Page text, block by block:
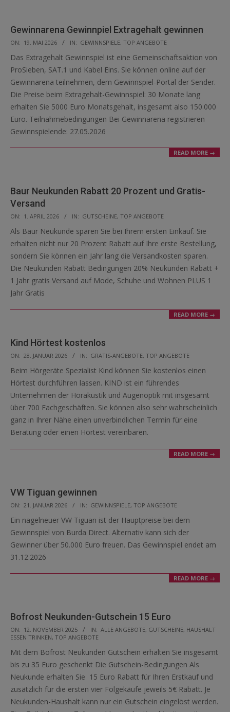
Gewinnarena Gewinnpiel Extragehalt gewinnen
2026-
05-
19
ON: 19. MAI 2026 IN: GEWINNSPIELE, TOP ANGEBOTE
Das Extragehalt Gewinnspiel ist eine Gemeinschaftsaktion von
ProSieben, SAT.1 und Kabel Eins. Sie können online auf der
Gewinnarena teilnehmen, dem Gewinnspiel-Portal der Sender.
Die Preise beim Extragehalt-Gewinnspiel: 30 Monate lang
erhalten Sie 5000 Euro Monatsgehalt, insgesamt also 150.000
Euro. Teilnahmebedingungen Bei Gewinnarena registrieren
Gewinnspielende: 27.05.2026
READ MORE →
Baur Neukunden Rabatt 20 Prozent und Gratis-
Versand
2026-
04-
01
ON: 1. APRIL 2026 IN: GUTSCHEINE, TOP ANGEBOTE
Als Baur Neukunde sparen Sie bei Ihrem ersten Einkauf. Sie
erhalten nicht nur 20 Prozent Rabatt auf Ihre erste Bestellung,
sondern Sie können ein Jahr lang die Versandkosten sparen.
Die Neukunden Rabatt Bedingungen 20% Neukunden Rabatt +
1 Jahr gratis Versand auf Mode, Schuhe und Wohnen PLUS 1
Jahr Gratis
READ MORE →
Kind Hörtest kostenlos
2026-
01-
28
ON: 28. JANUAR 2026 IN: GRATIS-ANGEBOTE, TOP ANGEBOTE
Beim Hörgeräte Spezialist Kind können Sie kostenlos einen
Hörtest durchführen lassen. KIND ist ein führendes
Unternehmen der Hörakustik und Augenoptik mit insgesamt
über 700 Fachgeschäften. Sie können also sehr wahrscheinlich
ganz in Ihrer Nähe einen unverbindlichen Termin für eine
Beratung oder einen Hörtest vereinbaren.
READ MORE →
VW Tiguan gewinnen
2026-
01-
21
ON: 21. JANUAR 2026 IN: GEWINNSPIELE, TOP ANGEBOTE
Ein nagelneuer VW Tiguan ist der Hauptpreise bei dem
Gewinnspiel von Burda Direct. Alternativ kann sich der
Gewinner über 50.000 Euro freuen. Das Gewinnspiel endet am
31.12.2026
READ MORE →
Bofrost Neukunden-Gutschein 15 Euro
2025-
11-
12
ON: 12. NOVEMBER 2025 IN: ALLE ANGEBOTE, GUTSCHEINE, HAUSHALT
ESSEN TRINKEN, TOP ANGEBOTE
Mit dem Bofrost Neukunden Gutschein erhalten Sie insgesamt
bis zu 35 Euro geschenkt Die Gutschein-Bedingungen Als
Neukunde erhalten Sie 15 Euro Rabatt für Ihren Erstkauf und
zusätzlich für die ersten vier Folgekäufe jeweils 5€ Rabatt. Je
Neukunden-Haushalt kann nur ein Gutschein eingelöst werden.